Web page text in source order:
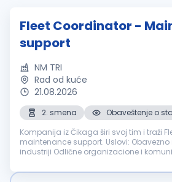
Fleet Coordinator -
support
NM TRI
Rad od kuće
21.08.2026
2. smena
Obaveštenje o
Kompanija iz Čikaga širi svoj tim i traži
maintenance support. Uslovi: Obavezno iskustvo u trucking
industriji Odlične organizacione i
Odli...